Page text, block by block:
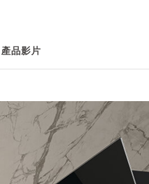
產品影片